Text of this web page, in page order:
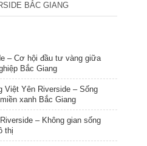
BẮC GIANG
– Cơ hội đầu tư vàng giữa
Bắc Giang
Việt Yên Riverside – Sống
xanh Bắc Giang
– Không gian sống
thị